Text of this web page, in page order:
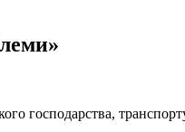
господарства,